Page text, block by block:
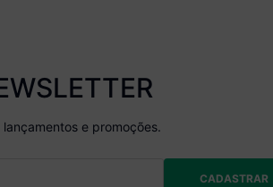
e promoções.
CADASTRAR